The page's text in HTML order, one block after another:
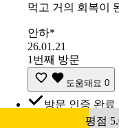
먹고 거의 회복이
안하*
26.01.21
1번째 방문
도움돼요 0
방문 인증 완료
평점